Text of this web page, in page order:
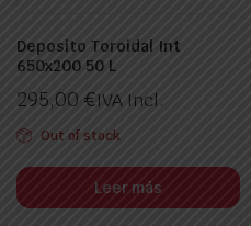
Deposito Toroidal Int
650x200 50 L
295,00 €IVA Incl.
Out of stock
Leer más